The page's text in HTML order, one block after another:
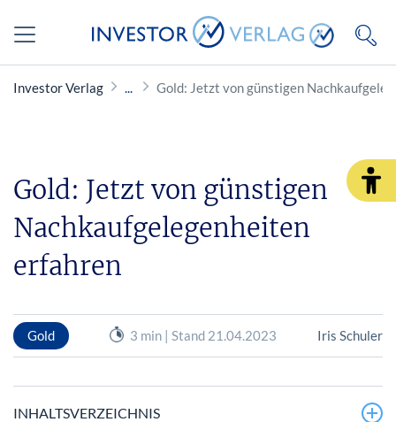
Investor Verlag Gold: Jetzt von günstigen
Gold: Jetzt von günstigen
Nachkaufgelegenheiten
erfahren
Gold 3 min | Stand 21.04.2023 Iris Schuler
INHALTSVERZEICHNIS